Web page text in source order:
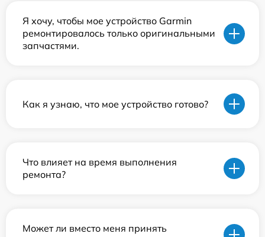
Я хочу, чтобы мое устройство Garmin
ремонтировалось только оригинальными
запчастями.
Как я узнаю, что мое устройство готово?
Что влияет на время выполнения
ремонта?
Может ли вместо меня принять